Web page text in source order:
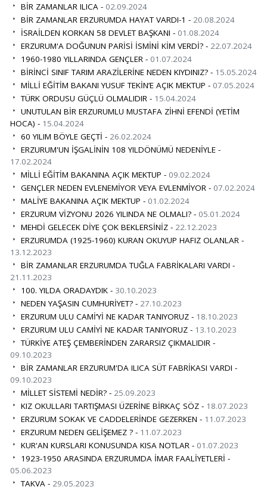
BİR ZAMANLAR ILICA - 02.09.2024
BİR ZAMANLAR ERZURUMDA HAYAT VARDI-1 - 20.08.2024
İSRAİLDEN KORKAN 58 DEVLET BAŞKANI - 01.08.2024
ERZURUM'A DOĞUNUN PARİSİ İSMİNİ KİM VERDİ? - 22.07.2024
1960-1980 YILLARINDA GENÇLER - 01.07.2024
BİRİNCİ SINIF TARIM ARAZİLERİNE NEDEN KIYDINIZ? - 15.05.2024
MİLLİ EĞİTİM BAKANI YUSUF TEKİN’E AÇIK MEKTUP - 07.05.2024
TÜRK ORDUSU GÜÇLÜ OLMALIDIR - 15.04.2024
UNUTULAN BİR ERZURUMLU MUSTAFA ZİHNİ EFENDİ (YETİM
HOCA) - 15.04.2024
60 YILIM BÖYLE GEÇTİ - 26.02.2024
ERZURUM'UN İŞGALİNİN 108 YILDÖNÜMÜ NEDENİYLE -
17.02.2024
MİLLİ EĞİTİM BAKANINA AÇIK MEKTUP - 09.02.2024
GENÇLER NEDEN EVLENEMİYOR VEYA EVLENMİYOR - 07.02.2024
MALİYE BAKANINA AÇIK MEKTUP - 01.02.2024
ERZURUM VİZYONU 2026 YILINDA NE OLMALI? - 05.01.2024
MEHDİ GELECEK DİYE ÇOK BEKLERSİNİZ - 22.12.2023
ERZURUMDA (1925-1960) KURAN OKUYUP HAFIZ OLANLAR -
13.12.2023
BİR ZAMANLAR ERZURUMDA TUĞLA FABRİKALARI VARDI -
21.11.2023
100. YILDA ORADAYDIK - 30.10.2023
NEDEN YAŞASIN CUMHURİYET? - 27.10.2023
ERZURUM ULU CAMİ’Yİ NE KADAR TANIYORUZ - 18.10.2023
ERZURUM ULU CAMİYİ NE KADAR TANIYORUZ - 13.10.2023
TÜRKİYE ATEŞ ÇEMBERİNDEN ZARARSIZ ÇIKMALIDIR -
09.10.2023
BİR ZAMANLAR ERZURUM'DA ILICA SÜT FABRİKASI VARDI -
09.10.2023
MİLLET SİSTEMİ NEDİR? - 25.09.2023
KIZ OKULLARI TARTIŞMASI ÜZERİNE BİRKAÇ SÖZ - 18.07.2023
ERZURUM SOKAK VE CADDELERİNDE GEZERKEN - 11.07.2023
ERZURUM NEDEN GELİŞEMEZ ? - 11.07.2023
KUR'AN KURSLARI KONUSUNDA KISA NOTLAR - 01.07.2023
1923-1950 ARASINDA ERZURUMDA İMAR FAALİYETLERİ -
05.06.2023
TAKVA - 29.05.2023